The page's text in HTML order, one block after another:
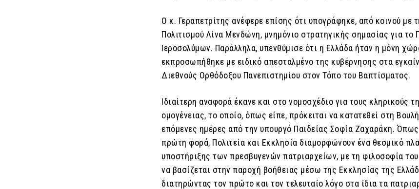
Ο κ. Γεραπετρίτης ανέφερε επίσης ότι υπογράφηκε, από κοινού με
Πολιτισμού Λίνα Μενδώνη, μνημόνιο στρατηγικής σημασίας για το
Ιεροσολύμων. Παράλληλα, υπενθύμισε ότι η Ελλάδα ήταν η μόνη
εκπροσωπήθηκε με ειδικό απεσταλμένο της κυβέρνησης στα
Διεθνούς Ορθόδοξου Πανεπιστημίου στον Τόπο του Βαπτίσματος.
Ιδιαίτερη αναφορά έκανε και στο νομοσχέδιο για τους κληρικούς
ομογένειας, το οποίο, όπως είπε, πρόκειται να κατατεθεί στη
επόμενες ημέρες από την υπουργό Παιδείας Σοφία Ζαχαράκη. Όπως
πρώτη φορά, Πολιτεία και Εκκλησία διαμορφώνουν ένα θεσμικό
υποστήριξης των πρεσβυγενών πατριαρχείων, με τη φιλοσοφία
να βασίζεται στην παροχή βοήθειας μέσω της Εκκλησίας της
διατηρώντας τον πρώτο και τον τελευταίο λόγο στα ίδια τα